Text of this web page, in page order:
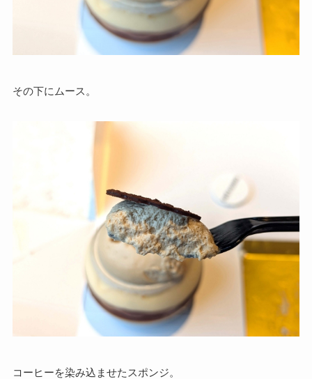
その下にムース。
コーヒーを染み込ませたスポンジ。